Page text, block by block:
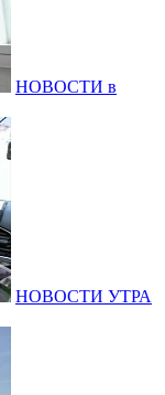
НОВОСТИ в
НОВОСТИ УТРА